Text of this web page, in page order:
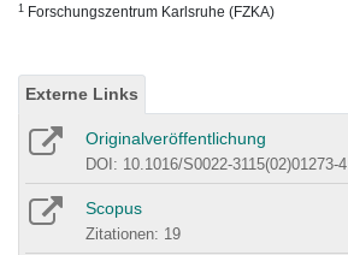
1 Forschungszentrum Karlsruhe (FZKA)
Externe Links
Originalveröffentlichung
DOI: 10.1016/S0022-3115(02)01273-4
Scopus
Zitationen: 19